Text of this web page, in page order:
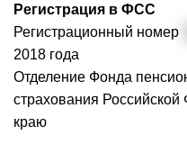
Регистрация в ФСС
Регистрационный номер
2018 года
Отделение Фонда
страхования
краю